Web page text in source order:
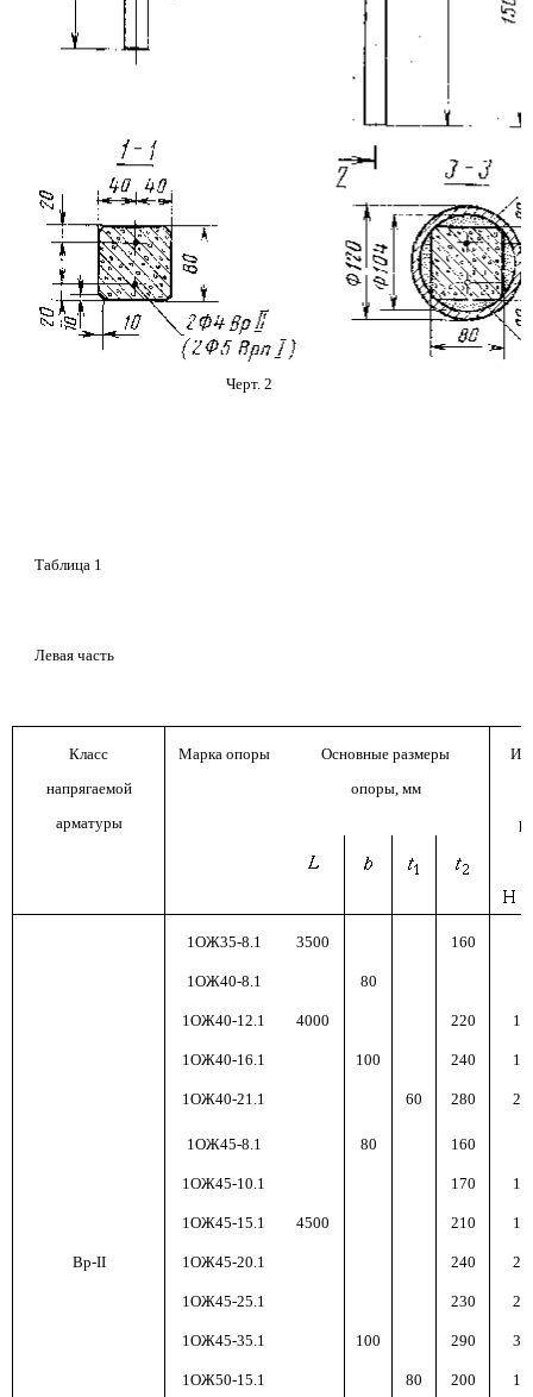
Черт. 2
Таблица 1
Левая часть
Класс
напрягаемой
арматуры
Марка опоры
Основные размеры
опоры, мм
1ОЖ35-8.1 3500 160
1ОЖ40-8.1 80
1ОЖ40-12.1 4000 220
1ОЖ40-16.1 100 240
1ОЖ40-21.1 60 280
1ОЖ45-8.1 80 160
1ОЖ45-10.1 170
1ОЖ45-15.1 4500 210
Вр-II 1ОЖ45-20.1 240
1ОЖ45-25.1 230
1ОЖ45-35.1 100 290
1ОЖ50-15.1 80 200